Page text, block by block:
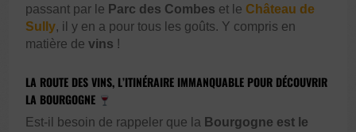
passant par le Parc des Combes et leChâteau de
Sully, il y en a pour tous les goûts. Y compris en
matière devins !
LA ROUTE DES VINS, L’ITINÉRAIRE IMMANQUABLE POUR DÉCOUVRIR
LA BOURGOGNE
Est-il besoin de rappeler que la Bourgogne est le